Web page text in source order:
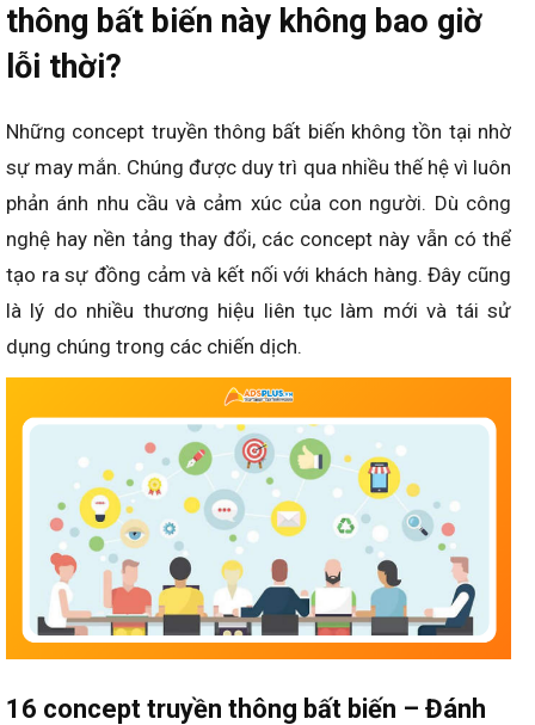
thông bất biến này không bao giờ
lỗi thời?
Những concept truyền thông bất biến không tồn tại nhờ
sự may mắn. Chúng được duy trì qua nhiều thế hệ vì luôn
phản ánh nhu cầu và cảm xúc của con người. Dù công
nghệ hay nền tảng thay đổi, các concept này vẫn có thể
tạo ra sự đồng cảm và kết nối với khách hàng. Đây cũng
là lý do nhiều thương hiệu liên tục làm mới và tái sử
dụng chúng trong các chiến dịch.
16 concept truyền thông bất biến – Đánh